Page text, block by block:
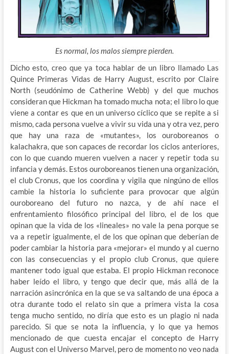
Es normal, los malos siempre pierden.
Dicho esto, creo que ya toca hablar de un libro llamado Las
Quince Primeras Vidas de Harry August, escrito por Claire
North (seudónimo de Catherine Webb) y del que muchos
consideran que Hickman ha tomado mucha nota; el libro lo que
viene a contar es que en un universo cíclico que se repite a si
mismo, cada persona vuelve a vivir su vida una y otra vez, pero
que hay una raza de «mutantes», los ouroboreanos o
kalachakra, que son capaces de recordar los ciclos anteriores,
con lo que cuando mueren vuelven a nacer y repetir toda su
infancia y demás. Estos ouroboreanos tienen una organización,
el club Cronus, que los coordina y vigila que ningúno de ellos
cambie la historia lo suficiente para provocar que algún
ouroboreano del futuro no nazca, y de ahí nace el
enfrentamiento filosófico principal del libro, el de los que
opinan que la vida de los «lineales» no vale la pena porque se
va a repetir igualmente, el de los que opinan que deberían de
poder cambiar la historia para «mejorar» el mundo y al cuerno
con las consecuencias y el propio club Cronus, que quiere
mantener todo igual que estaba. El propio Hickman reconoce
haber leído el libro, y tengo que decir que, más allá de la
narración asincrónica en la que se va saltando de una época a
otra durante todo el relato sin que a primera vista la cosa
tenga mucho sentido, no diría que esto es un plagio ni nada
parecido. Si que se nota la influencia, y lo que ya hemos
mencionado de que cuesta encajar el concepto de Harry
August con el Universo Marvel, pero de momento no veo nada